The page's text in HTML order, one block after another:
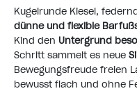
Kugelrunde Kiesel,
dünne und flexible
Kind den Untergrund
Schritt sammelt es neue
Bewegungsfreude freien
bewusst flach und ohne